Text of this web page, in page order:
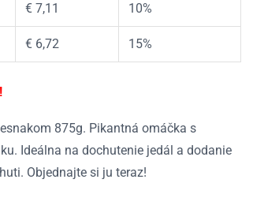
€ 7,11 10%
€ 6,72 15%
875g. Pikantná omáčka s
Ideálna na dochutenie jedál a dodanie
Objednajte si ju teraz!